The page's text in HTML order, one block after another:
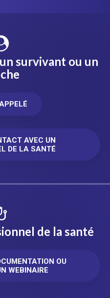
survivant ou un
AVEC UN
DE LA SANTÉ
de la santé
OU
WEBINAIRE